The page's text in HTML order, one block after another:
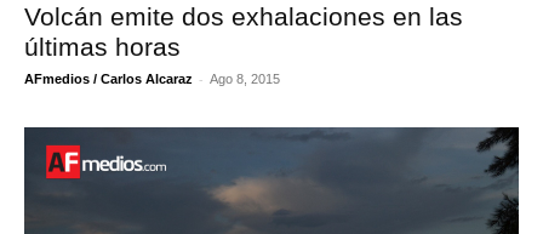
Volcán emite dos exhalaciones en las
últimas horas
AFmedios / Carlos Alcaraz - Ago 8, 2015